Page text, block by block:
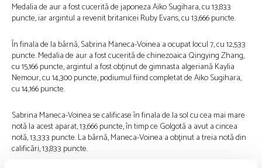
Medalia de aur a fost cucerită de japoneza Aiko Sugihara, cu 13,833
puncte, iar argintul a revenit britanicei Ruby Evans, cu 13,666 puncte.
În finala de la bârnă, Sabrina Maneca-Voinea a ocupat locul 7, cu 12,533
puncte. Medalia de aur a fost cucerită de chinezoaica Qingying Zhang,
cu 15,166 puncte, argintul a fost obținut de gimnasta algeriană Kaylia
Nemour, cu 14,300 puncte, podiumul fiind completat de Aiko Sugihara,
cu 14,166 puncte.
Sabrina Maneca-Voinea se calificase în finala de la sol cu cea mai mare
notă la acest aparat, 13,666 puncte, în timp ce Golgotă a avut a cincea
notă, 13,333 puncte. La bârnă, Maneca-Voinea a obținut a treia notă din
calificări, 13,833 puncte.